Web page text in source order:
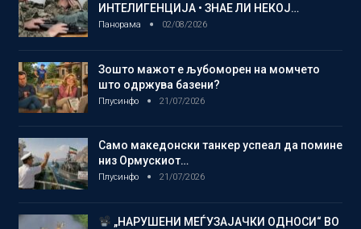
ИНТЕЛИГЕНЦИЈА • ЗНАЕ ЛИ НЕКОЈ…
Панорама 02/08/2026
Зошто мажот е љубоморен на момчето
што одржува базени?
Плусинфо 21/07/2026
Само македонски танкер успеал да помине
низ Ормускиот…
Плусинфо 21/07/2026
„НАРУШЕНИ МЕЃУЗАЈАЧКИ ОДНОСИ“ ВО